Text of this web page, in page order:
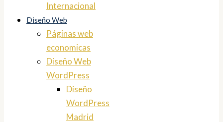
Internacional
Diseño Web
Páginas web
economicas
Diseño Web
WordPress
Diseño
WordPress
Madrid